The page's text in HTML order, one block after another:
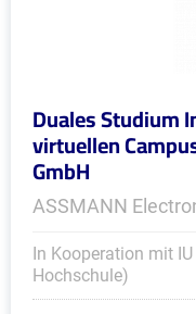
Duales Studium
virtuellen
GmbH
ASSMANN
In Kooperation mit
Hochschule)